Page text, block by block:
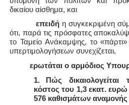
δικαίου αίσθημα, και
επειδή η συγκεκριμένη
ότι, παρά τις πρόσφατες
το Ταμείο Ανάκαμψης, το
υπερτιμολογήσεων συνεχίζεται,
ερωτάται ο αρμόδιος
1.
Πώς
κόστος του 1,3 εκατ. ευρώ
576 καθισμάτων